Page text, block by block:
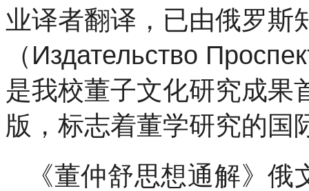
业译者翻译，已由俄罗斯
（Издательство
是我校董子文化研究成果
版，标志着董学研究的国
《董仲舒思想通解》